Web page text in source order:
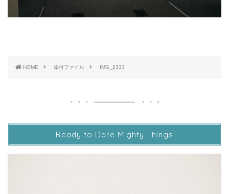
HOME 添付ファイル IMG_2333
Ready to Dare Mighty Things